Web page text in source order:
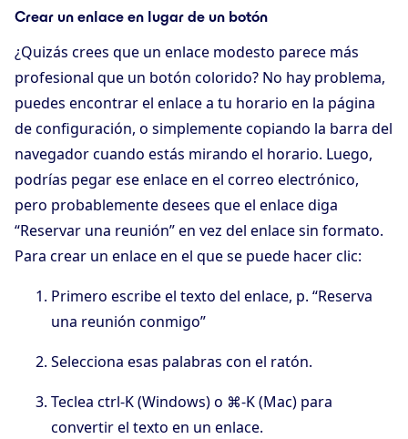
Crear un enlace en lugar de un botón
¿Quizás crees que un enlace modesto parece más
profesional que un botón colorido? No hay problema,
puedes encontrar el enlace a tu horario en la página
de configuración, o simplemente copiando la barra del
navegador cuando estás mirando el horario. Luego,
podrías pegar ese enlace en el correo electrónico,
pero probablemente desees que el enlace diga
“Reservar una reunión” en vez del enlace sin formato.
Para crear un enlace en el que se puede hacer clic:
Primero escribe el texto del enlace, p. “Reserva
una reunión conmigo”
Selecciona esas palabras con el ratón.
Teclea ctrl-K (Windows) o ⌘-K (Mac) para
convertir el texto en un enlace.